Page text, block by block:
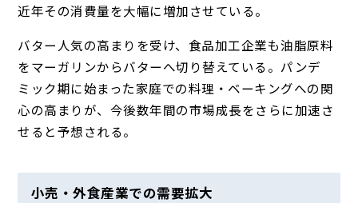
近年その消費量を大幅に増加させている。
バター人気の高まりを受け、食品加工企業も油脂原料
をマーガリンからバターへ切り替えている。パンデ
ミック期に始まった家庭での料理・ベーキングへの関
心の高まりが、今後数年間の市場成長をさらに加速さ
せると予想される。
小売・外食産業での需要拡大